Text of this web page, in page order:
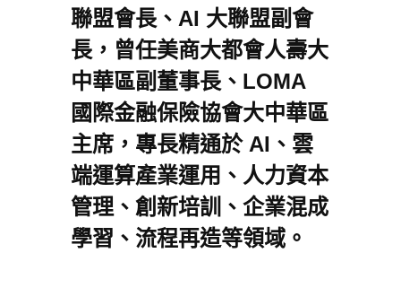
聯盟會長、AI 大聯盟副會
長，曾任美商大都會人壽大
中華區副董事長、LOMA
國際金融保險協會大中華區
主席，專長精通於 AI、雲
端運算產業運用、人力資本
管理、創新培訓、企業混成
學習、流程再造等領域。